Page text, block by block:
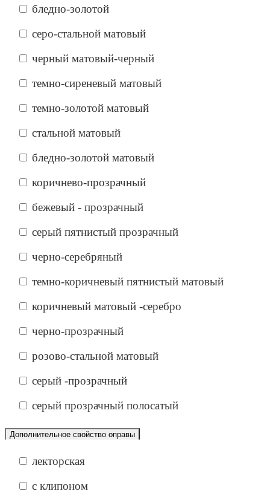
бледно-золотой
серо-стальной матовый
черный матовый-черный
темно-сиреневый матовый
темно-золотой матовый
стальной матовый
бледно-золотой матовый
коричнево-прозрачный
бежевый - прозрачный
серый пятнистый прозрачный
черно-серебряный
темно-коричневый пятнистый матовый
коричневый матовый -серебро
черно-прозрачный
розово-стальной матовый
серый -прозрачный
серый прозрачный полосатый
Дополнительное свойство оправы
лекторская
с клипоном